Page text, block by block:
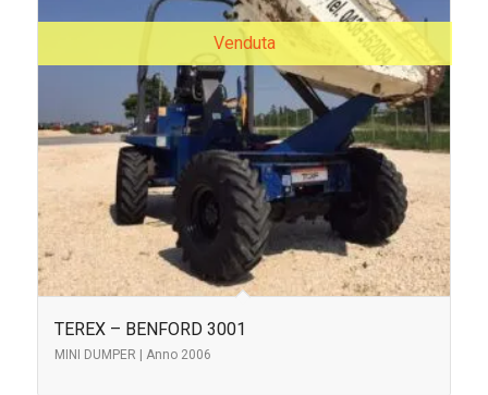
Venduta
TEREX – BENFORD 3001
MINI DUMPER | Anno 2006